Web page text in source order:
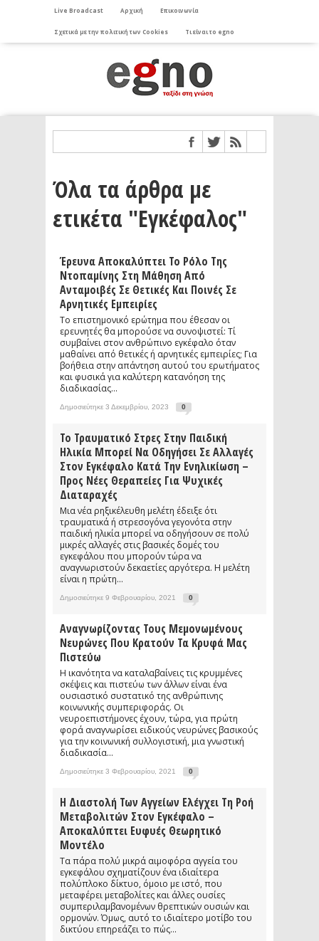
Live Broadcast Αρχική Επικοινωνία
Σχετικά με την πολιτική των Cookies Τι είναι το egno
Όλα τα άρθρα με
ετικέτα "Εγκέφαλος"
Έρευνα Αποκαλύπτει Το Ρόλο Της
Ντοπαμίνης Στη Μάθηση Από
Ανταμοιβές Σε Θετικές Και Ποινές Σε
Αρνητικές Εμπειρίες
Το επιστημονικό ερώτημα που έθεσαν οι
ερευνητές θα μπορούσε να συνοψιστεί: Τί
συμβαίνει στον ανθρώπινο εγκέφαλο όταν
μαθαίνει από θετικές ή αρνητικές εμπειρίες; Για
βοήθεια στην απάντηση αυτού του ερωτήματος
και φυσικά για καλύτερη κατανόηση της
διαδικασίας...
Δημοσιεύτηκε 3 Δεκεμβρίου, 2023 0
Το Τραυματικό Στρες Στην Παιδική
Ηλικία Μπορεί Να Οδηγήσει Σε Αλλαγές
Στον Εγκέφαλο Κατά Την Ενηλικίωση –
Προς Νέες Θεραπείες Για Ψυχικές
Διαταραχές
Μια νέα ρηξικέλευθη μελέτη έδειξε ότι
τραυματικά ή στρεσογόνα γεγονότα στην
παιδική ηλικία μπορεί να οδηγήσουν σε πολύ
μικρές αλλαγές στις βασικές δομές του
εγκεφάλου που μπορούν τώρα να
αναγνωριστούν δεκαετίες αργότερα. Η μελέτη
είναι η πρώτη...
Δημοσιεύτηκε 9 Φεβρουαρίου, 2021 0
Αναγνωρίζοντας Τους Μεμονωμένους
Νευρώνες Που Κρατούν Τα Κρυφά Μας
Πιστεύω
Η ικανότητα να καταλαβαίνεις τις κρυμμένες
σκέψεις και πιστεύω των άλλων είναι ένα
ουσιαστικό συστατικό της ανθρώπινης
κοινωνικής συμπεριφοράς. Οι
νευροεπιστήμονες έχουν, τώρα, για πρώτη
φορά αναγνωρίσει ειδικούς νευρώνες βασικούς
για την κοινωνική συλλογιστική, μια γνωστική
διαδικασία...
Δημοσιεύτηκε 3 Φεβρουαρίου, 2021 0
Η Διαστολή Των Αγγείων Ελέγχει Τη Ροή
Μεταβολιτών Στον Εγκέφαλο –
Αποκαλύπτει Ευφυές Θεωρητικό
Μοντέλο
Τα πάρα πολύ μικρά αιμοφόρα αγγεία του
εγκεφάλου σχηματίζουν ένα ιδιαίτερα
πολύπλοκο δίκτυο, όμοιο με ιστό, που
μεταφέρει μεταβολίτες και άλλες ουσίες
συμπεριλαμβανομένων θρεπτικών ουσιών και
ορμονών. Όμως, αυτό το ιδιαίτερο μοτίβο του
δικτύου επηρεάζει το πώς...